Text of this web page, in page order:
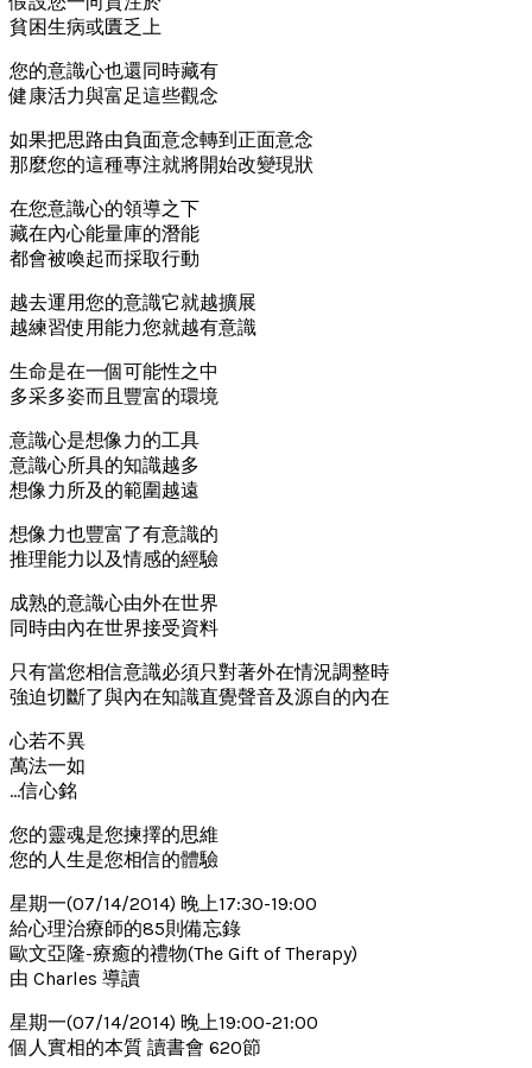
貧困生病或匱乏上
您的意識心也還同時藏有
健康活力與富足這些觀念
如果把思路由負面意念轉到正面意念
那麼您的這種專注就將開始改變現狀
在您意識心的領導之下
藏在內心能量庫的潛能
都會被喚起而採取行動
越去運用您的意識它就越擴展
越練習使用能力您就越有意識
生命是在一個可能性之中
多采多姿而且豐富的環境
意識心是想像力的工具
意識心所具的知識越多
想像力所及的範圍越遠
想像力也豐富了有意識的
推理能力以及情感的經驗
成熟的意識心由外在世界
同時由內在世界接受資料
只有當您相信意識必須只對著外在情況調整時
強迫切斷了與內在知識直覺聲音及源自的內在
心若不異
萬法一如
…信心銘
您的靈魂是您揀擇的思維
您的人生是您相信的體驗
星期一(07/14/2014) 晚上17:30-19:00
給心理治療師的85則備忘錄
歐文亞隆-療癒的禮物(The Gift of Therapy)
由 Charles 導讀
星期一(07/14/2014) 晚上19:00-21:00
個人實相的本質 讀書會 620節